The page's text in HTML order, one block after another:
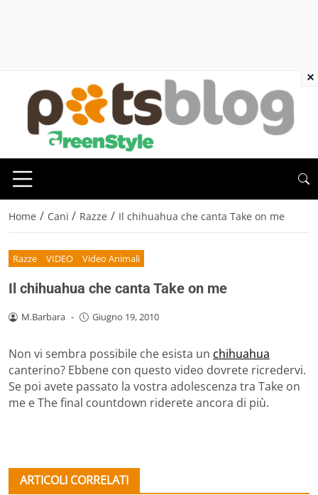
Home / Cani / Razze / Il chihuahua che canta Take on me
Razze VIDEO Video Animali
Il chihuahua che canta Take on me
M.Barbara - Giugno 19, 2010
Non vi sembra possibile che esista un chihuahua
canterino? Ebbene con questo video dovrete ricredervi.
Se poi avete passato la vostra adolescenza tra Take on
me e The final countdown riderete ancora di più.
ARTICOLI CORRELATI
×